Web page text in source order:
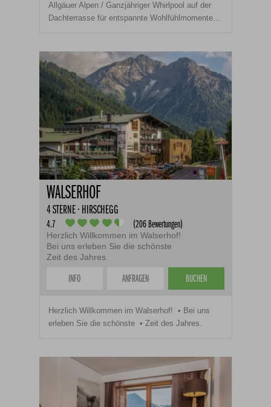
Allgäuer Alpen / Ganzjähriger Whirlpool auf der
Dachterrasse für entspannte Wohlfühlmomente...
WALSERHOF
4 STERNE · HIRSCHEGG
4.7 (206 Bewertungen)
Herzlich Willkommen im Walserhof!
Bei uns erleben Sie die schönste
Zeit des Jahres.
INFO ANFRAGEN BUCHEN
Herzlich Willkommen im Walserhof!
Bei uns
erleben Sie die schönste
Zeit des Jahres.